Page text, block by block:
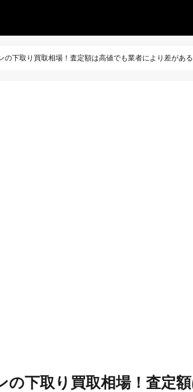
の下取り買取相場！査定額は高値でも業者により差がある
の下取り買取相場！査定